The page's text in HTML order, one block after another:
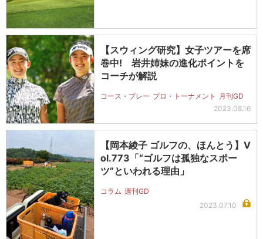
【スウィング研究】女子ツアーを席
巻中! 岩井姉妹の進化ポイントを
コーチが解説
コース・プレー プロ・トーナメント
月刊GD
2023.08.16
【岡本綾子 ゴルフの、ほんとう】V
ol.773「“ゴルフは孤独なスポー
ツ”といわれる理由」
コラム 週刊GD
2023.07.10